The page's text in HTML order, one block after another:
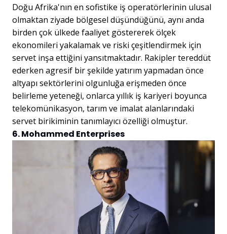
Doğu Afrika'nın en sofistike iş operatörlerinin ulusal
olmaktan ziyade bölgesel düşündüğünü, aynı anda
birden çok ülkede faaliyet göstererek ölçek
ekonomileri yakalamak ve riski çeşitlendirmek için
servet inşa ettiğini yansıtmaktadır. Rakipler tereddüt
ederken agresif bir şekilde yatırım yapmadan önce
altyapı sektörlerini olgunluğa erişmeden önce
belirleme yeteneği, onlarca yıllık iş kariyeri boyunca
telekomünikasyon, tarım ve imalat alanlarındaki
servet birikiminin tanımlayıcı özelliği olmuştur.
6. Mohammed Enterprises